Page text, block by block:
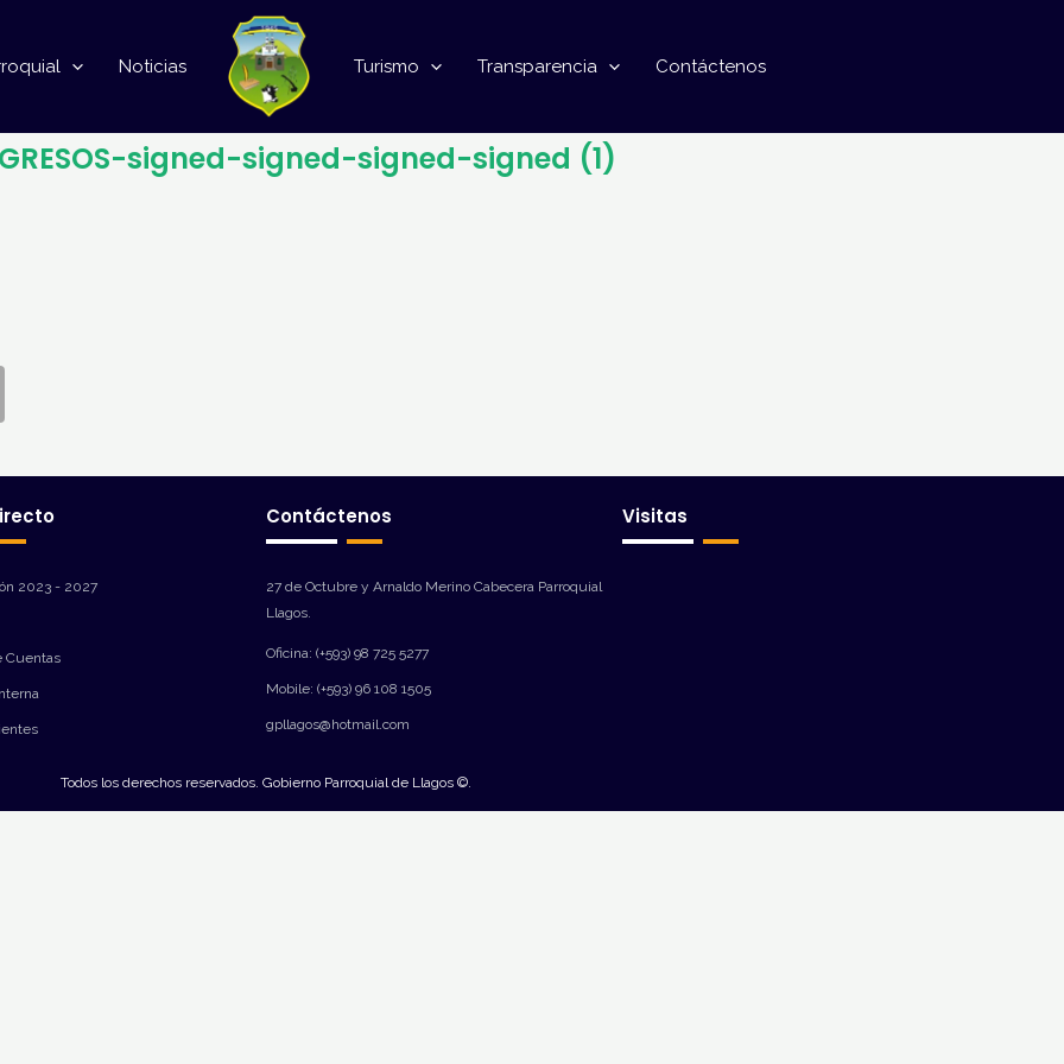
Noticias Turismo Transparencia Contáctenos
signed-signed-signed-signed (1)
2023 - 2027
Cuentas
Contáctenos
27 de Octubre y Arnaldo Merino Cabecera Parroquial
Llagos.
Oficina: (+593) 98 725 5277
Mobile: (+593) 96 108 1505
gpllagos@hotmail.com
Visitas
Todos los derechos reservados. Gobierno Parroquial de Llagos ©.